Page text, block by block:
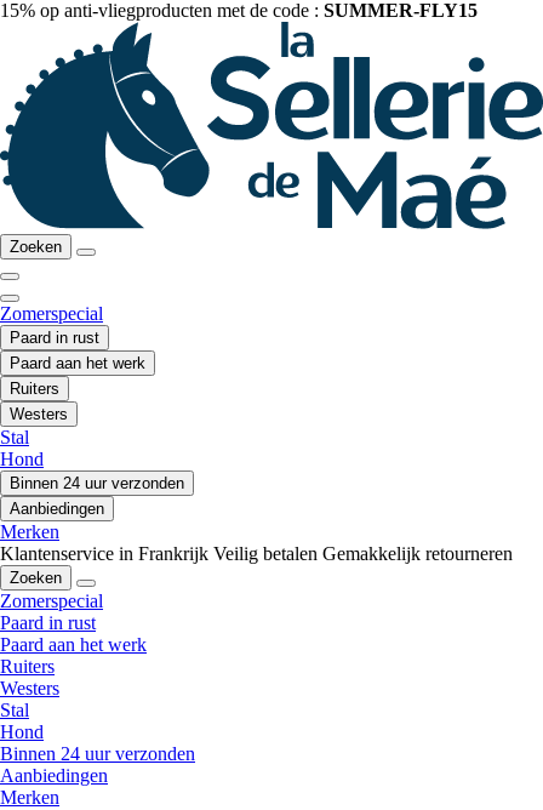
15% op anti-vliegproducten met de code : SUMMER-FLY15
Zoeken
Zomerspecial
Paard in rust
Paard aan het werk
Ruiters
Westers
Stal
Hond
Binnen 24 uur verzonden
Aanbiedingen
Merken
Klantenservice in Frankrijk Veilig betalen Gemakkelijk retourneren
Zoeken
Zomerspecial
Paard in rust
Paard aan het werk
Ruiters
Westers
Stal
Hond
Binnen 24 uur verzonden
Aanbiedingen
Merken